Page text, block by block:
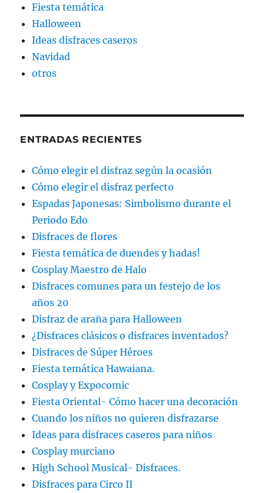
Fiesta temática
Halloween
Ideas disfraces caseros
Navidad
otros
ENTRADAS RECIENTES
Cómo elegir el disfraz según la ocasión
Cómo elegir el disfraz perfecto
Espadas Japonesas: Simbolismo durante el
Periodo Edo
Disfraces de flores
Fiesta temática de duendes y hadas!
Cosplay Maestro de Halo
Disfraces comunes para un festejo de los
años 20
Disfraz de araña para Halloween
¿Disfraces clásicos o disfraces inventados?
Disfraces de Súper Héroes
Fiesta temática Hawaiana.
Cosplay y Expocomic
Fiesta Oriental- Cómo hacer una decoración
Cuando los niños no quieren disfrazarse
Ideas para disfraces caseros para niños
Cosplay murciano
High School Musical- Disfraces.
Disfraces para Circo II